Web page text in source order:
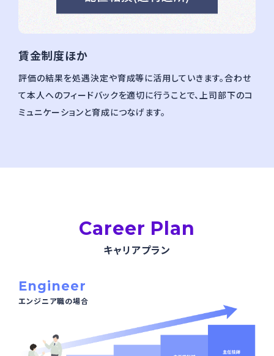
賃金制度ほか
評価の結果を処遇決定や育成等に活用していきます。合わせ
て本人へのフィードバックを適切に行うことで、上司部下のコ
ミュニケーションと育成につなげます。
Career Plan
キャリアプラン
Engineer
エンジニア職の場合